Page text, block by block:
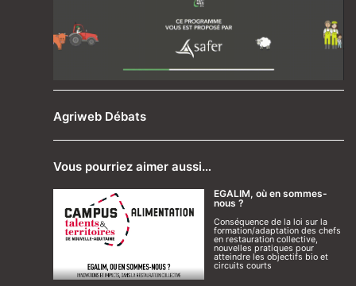
Agriweb Débats
Vous pourriez aimer aussi…
EGALIM, où en sommes-
nous ?
Conséquence de la loi sur la
formation/adaptation des chefs
en restauration collective,
nouvelles pratiques pour
atteindre les objectifs bio et
circuits courts